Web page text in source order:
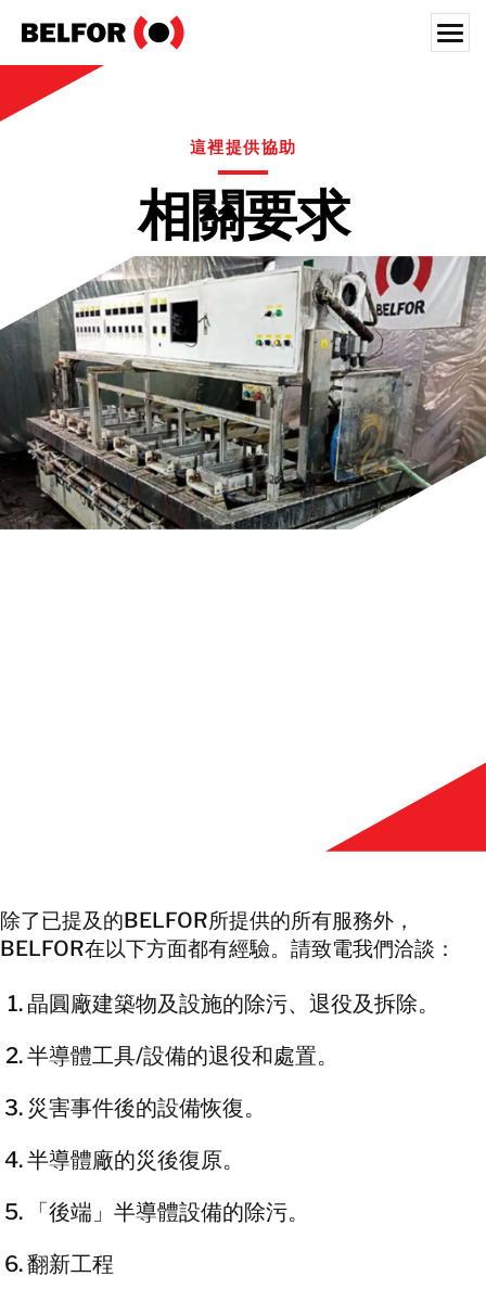
content
搜尋資源
人才招募
關於我們
台灣辦事處
台湾
繁體中文
這裡提供協助
相關要求
除了已提及的BELFOR所提供的所有服務外，
BELFOR在以下方面都有經驗。請致電我們洽談：
晶圓廠建築物及設施的除污、退役及拆除。
半導體工具/設備的退役和處置。
災害事件後的設備恢復。
半導體廠的災後復原。
「後端」半導體設備的除污。
翻新工程